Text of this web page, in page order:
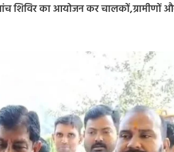
शिविर का आयोजन कर चालकों,ग्रामीणों